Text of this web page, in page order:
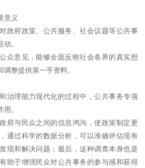
意义
政府政策、公共服务、社会议题等公共事
。
众意见，能够全面反映社会各界的真实想
整提供第一手资料。
治理能力现代化的过程中，公共事务专项
。
府与民众之间的信息鸿沟，使政策制定更
通过科学的数据分析，可以准确评估现有
现和解决问题；最后，这种调查本身也是
助于增强民众对公共事务的参与感和获得